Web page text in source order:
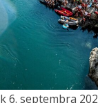
6. septembra